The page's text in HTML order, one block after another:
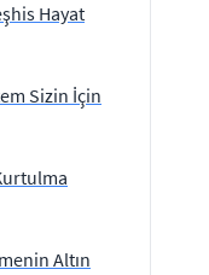
Hayat
Sizin İçin
Altın